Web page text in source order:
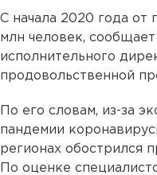
С начала 2020 года от
млн человек,
исполнительного
продовольственной
По его словам, из-за
пандемии
регионах обострился
По оценке